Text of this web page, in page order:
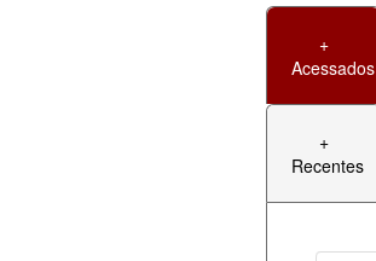
+
Acessados
+
Recentes